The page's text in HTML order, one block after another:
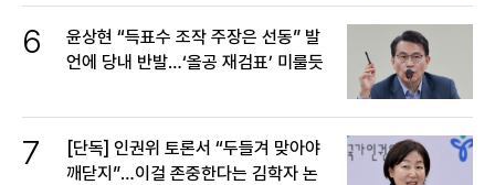
6
윤상현 “득표수 조작 주장은 선동” 발
언에 당내 반발…‘올공 재검표’ 미룰듯
7
[단독] 인권위 토론서 “두들겨 맞아야
깨닫지”…이걸 존중한다는 김학자 논